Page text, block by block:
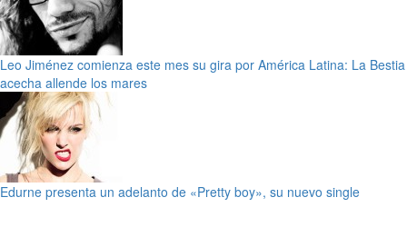
Leo Jiménez comienza este mes su gira por América Latina: La Bestia
acecha allende los mares
Edurne presenta un adelanto de «Pretty boy», su nuevo single